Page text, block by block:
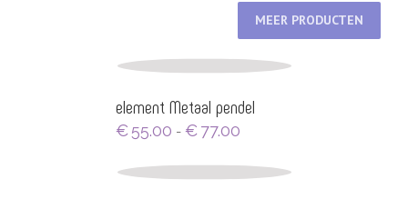
MEER PRODUCTEN
element Metaal pendel
€ 55.00 - € 77.00Prijsklasse:
tot
€77.00